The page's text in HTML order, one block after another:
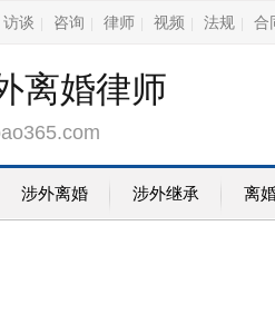
访谈 咨询 律师 视频 法规 合
离婚律师
涉外离婚 涉外继承 离